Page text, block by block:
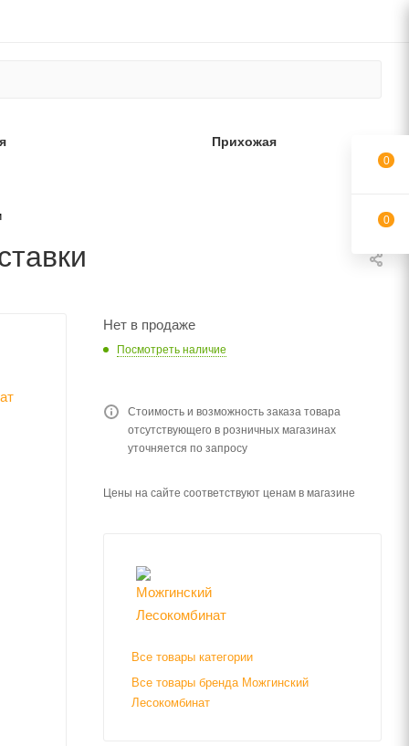
Прихожая
Нет в продаже
Посмотреть наличие
Стоимость и возможность заказа товара
отсутствующего в розничных магазинах
уточняется по запросу
Цены на сайте соответствуют ценам в магазине
Все товары категории
Все товары бренда Можгинский
Лесокомбинат
0
0